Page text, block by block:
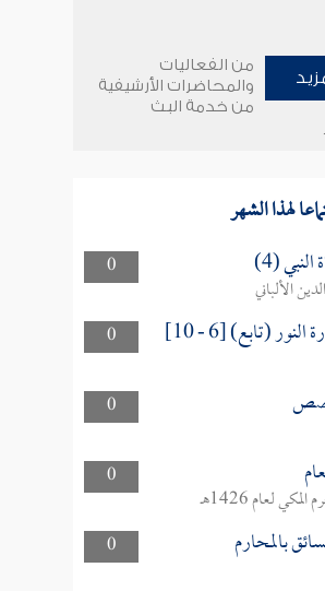
من الفعاليات
والمحاضرات الأرشيفية
من خدمة البث
لهذا الشهر
0 (4)
الألباني
0
(تابع) [6 - 10]
0
0
لعام 1426هـ
0
بالمحارم